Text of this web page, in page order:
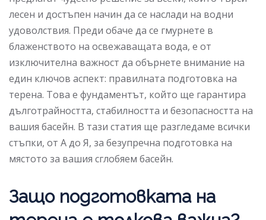
лесен и достъпен начин да се наслади на водни
удоволствия. Преди обаче да се гмурнете в
блаженството на освежаващата вода, е от
изключителна важност да обърнете внимание на
един ключов аспект: правилната подготовка на
терена. Това е фундаментът, който ще гарантира
дълготрайността, стабилността и безопасността на
вашия басейн. В тази статия ще разгледаме всички
стъпки, от А до Я, за безупречна подготовка на
мястото за вашия сглобяем басейн.
Защо подготовката на